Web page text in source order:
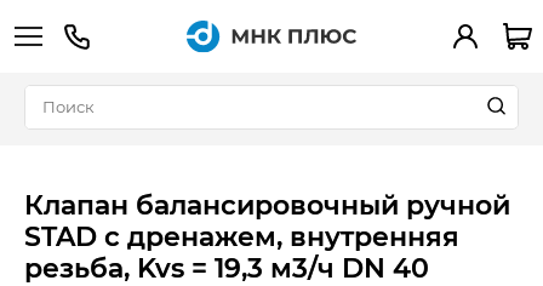
+7 (495) 783-90-39 Вход
Клапан балансировочный ручной
STAD с дренажем, внутренняя
резьба, Kvs = 19,3 м3/ч DN 40